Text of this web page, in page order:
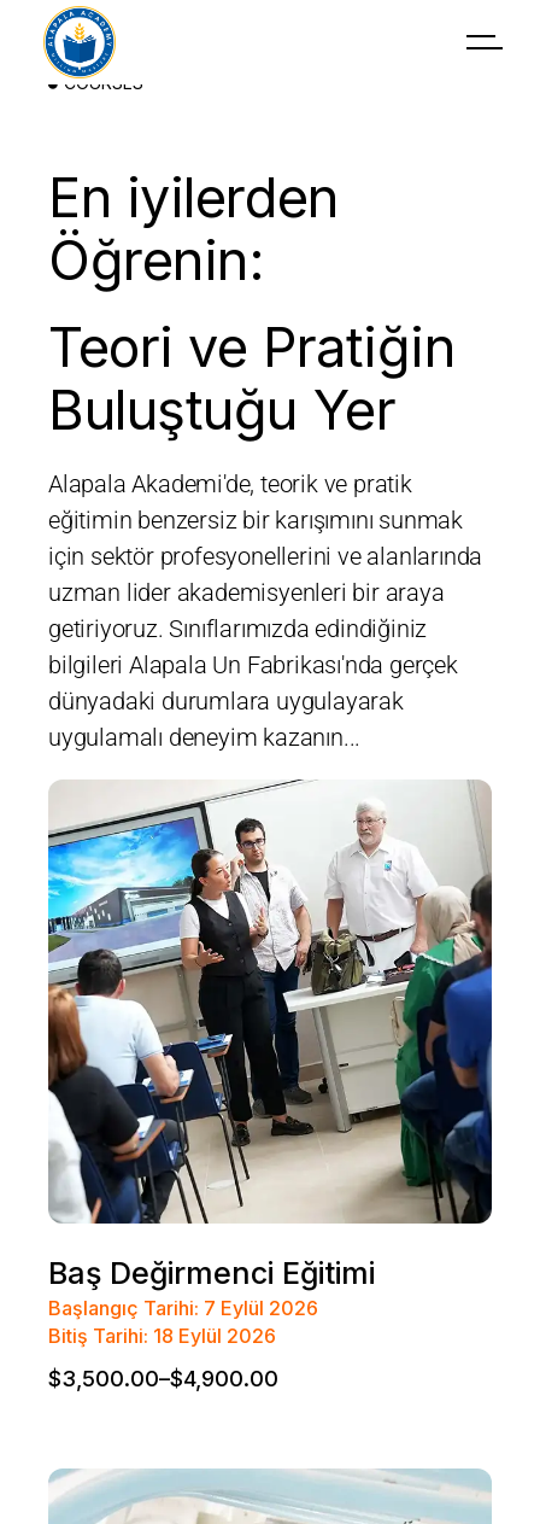
COURSES
En iyilerden
Öğrenin:
Teori ve Pratiğin
Buluştuğu Yer
Alapala Akademi'de, teorik ve pratik
eğitimin benzersiz bir karışımını sunmak
için sektör profesyonellerini ve alanlarında
uzman lider akademisyenleri bir araya
getiriyoruz. Sınıflarımızda edindiğiniz
bilgileri Alapala Un Fabrikası'nda gerçek
dünyadaki durumlara uygulayarak
uygulamalı deneyim kazanın...
Baş Değirmenci Eğitimi
Başlangıç Tarihi: 7 Eylül 2026
Bitiş Tarihi: 18 Eylül 2026
$3,500.00–$4,900.00